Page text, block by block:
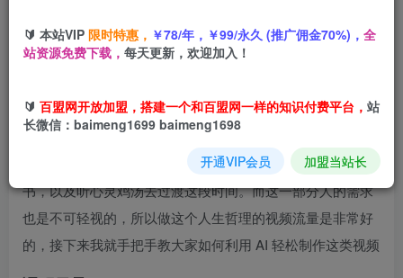
许多人肯定都经历过些许迷茫，困境，挫折。这些有些人是
通过运动，吃美食又或者泡吧，也有一部分的人是通过看
书，以及听心灵鸡汤去过渡这段时间。而这一部分人的需求
也是不可轻视的，所以做这个人生哲理的视频流量是非常好
的，接下来我就手把手教大家如何利用 AI 轻松制作这类视频
🔰 本站VIP 限时特惠， ￥78/年，￥99/永久 (推广佣金70%)， 全
站资源免费下载， 每天更新，欢迎加入！
🔰 百盟网开放加盟，搭建一个和百盟网一样的知识付费平台， 站
长微信：baimeng1699 baimeng1698
开通VIP会员 加盟当站长